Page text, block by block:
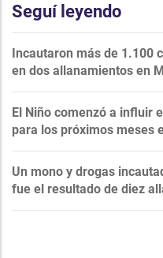
Seguí leyendo
Incautaron más de 1.100
en dos allanamientos en
El Niño comenzó a influir
para los próximos meses
Un mono y drogas
fue el resultado de diez